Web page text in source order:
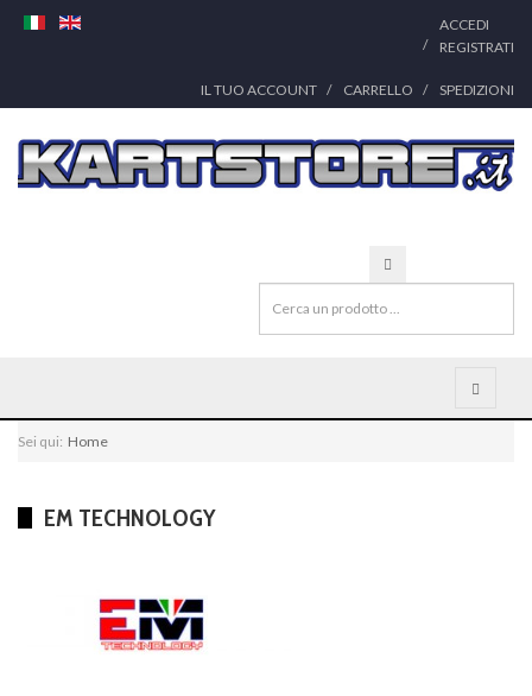
ACCEDI
REGISTRATI
IL TUO ACCOUNT CARRELLO SPEDIZIONI
Sei qui: Home
EM TECHNOLOGY